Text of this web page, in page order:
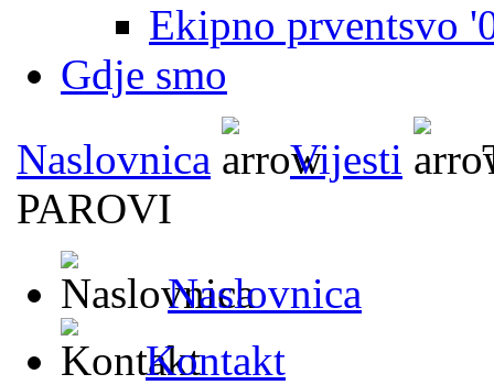
Ekipno prventsvo
Gdje smo
Naslovnica
Vijesti
PAROVI
Naslovnica
Kontakt